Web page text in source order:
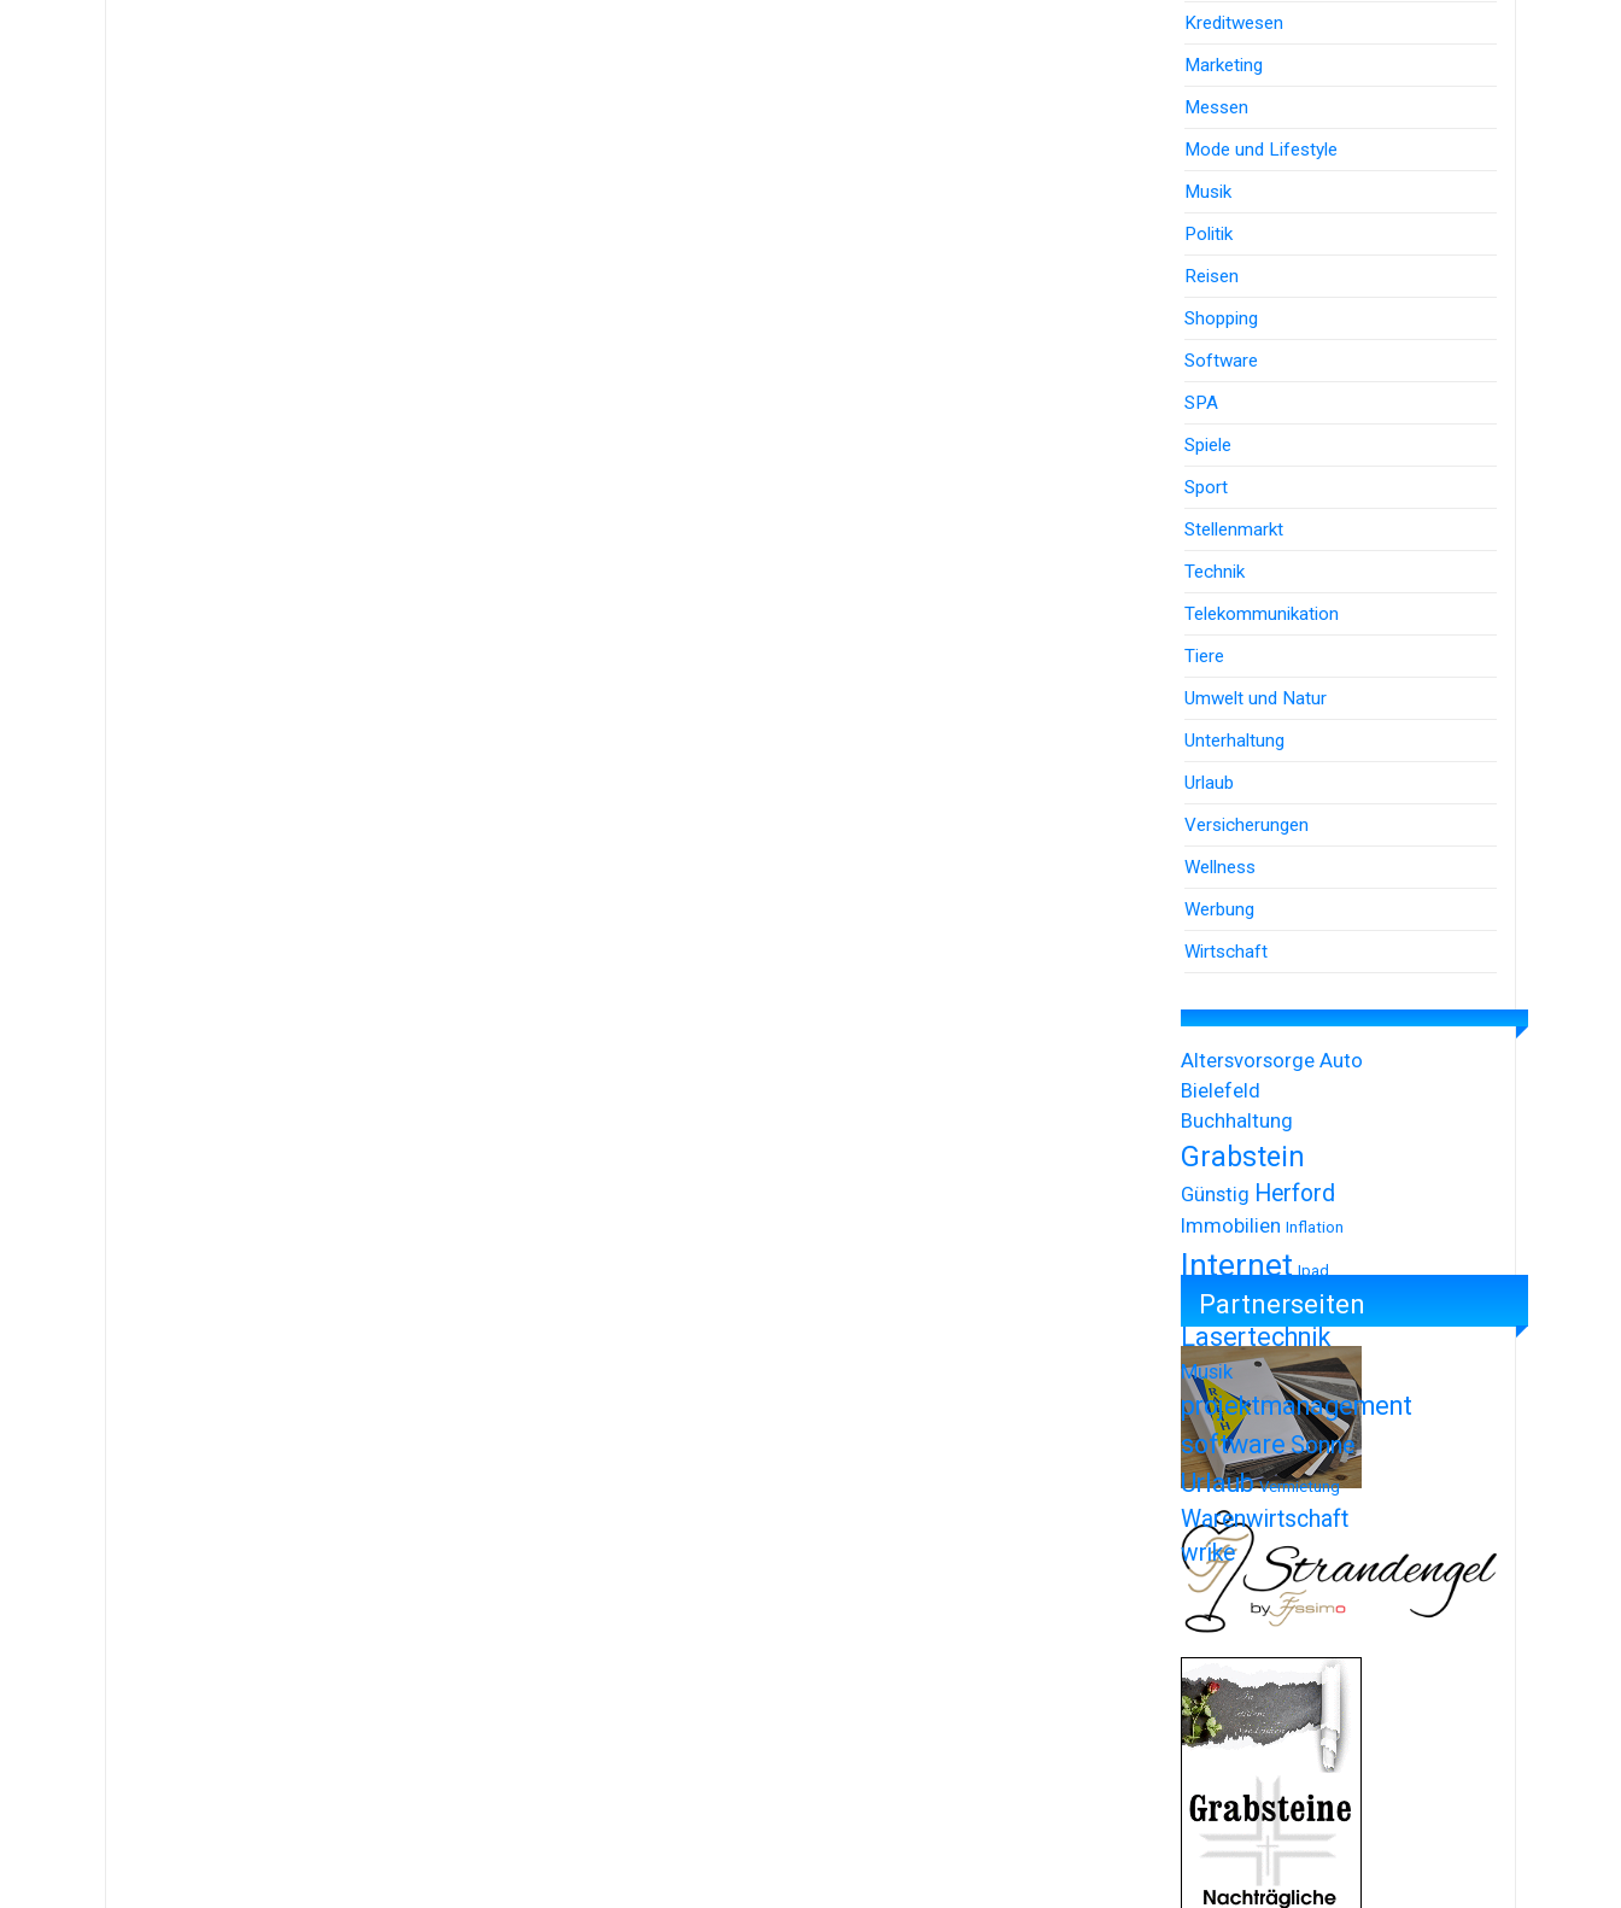
Kreditwesen
Marketing
Messen
Mode und Lifestyle
Musik
Politik
Reisen
Shopping
Software
SPA
Spiele
Sport
Stellenmarkt
Technik
Telekommunikation
Tiere
Umwelt und Natur
Unterhaltung
Urlaub
Versicherungen
Wellness
Werbung
Wirtschaft
Altersvorsorge Auto
Bielefeld
Buchhaltung
Grabstein
Günstig Herford
Immobilien Inflation
Internet Ipad
Iphone
Lasertechnik
Musik
projektmanagement
softwareSonne
Urlaub Vermietung
Warenwirtschaft
wrike
Partnerseiten